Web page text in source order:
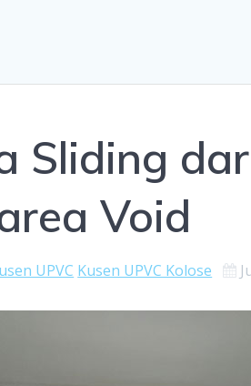
Sliding
Void
UPVC Kusen UPVC Kolose